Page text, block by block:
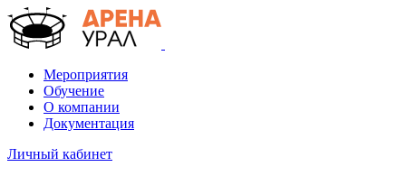
Мероприятия
Обучение
О компании
Документация
Личный кабинет